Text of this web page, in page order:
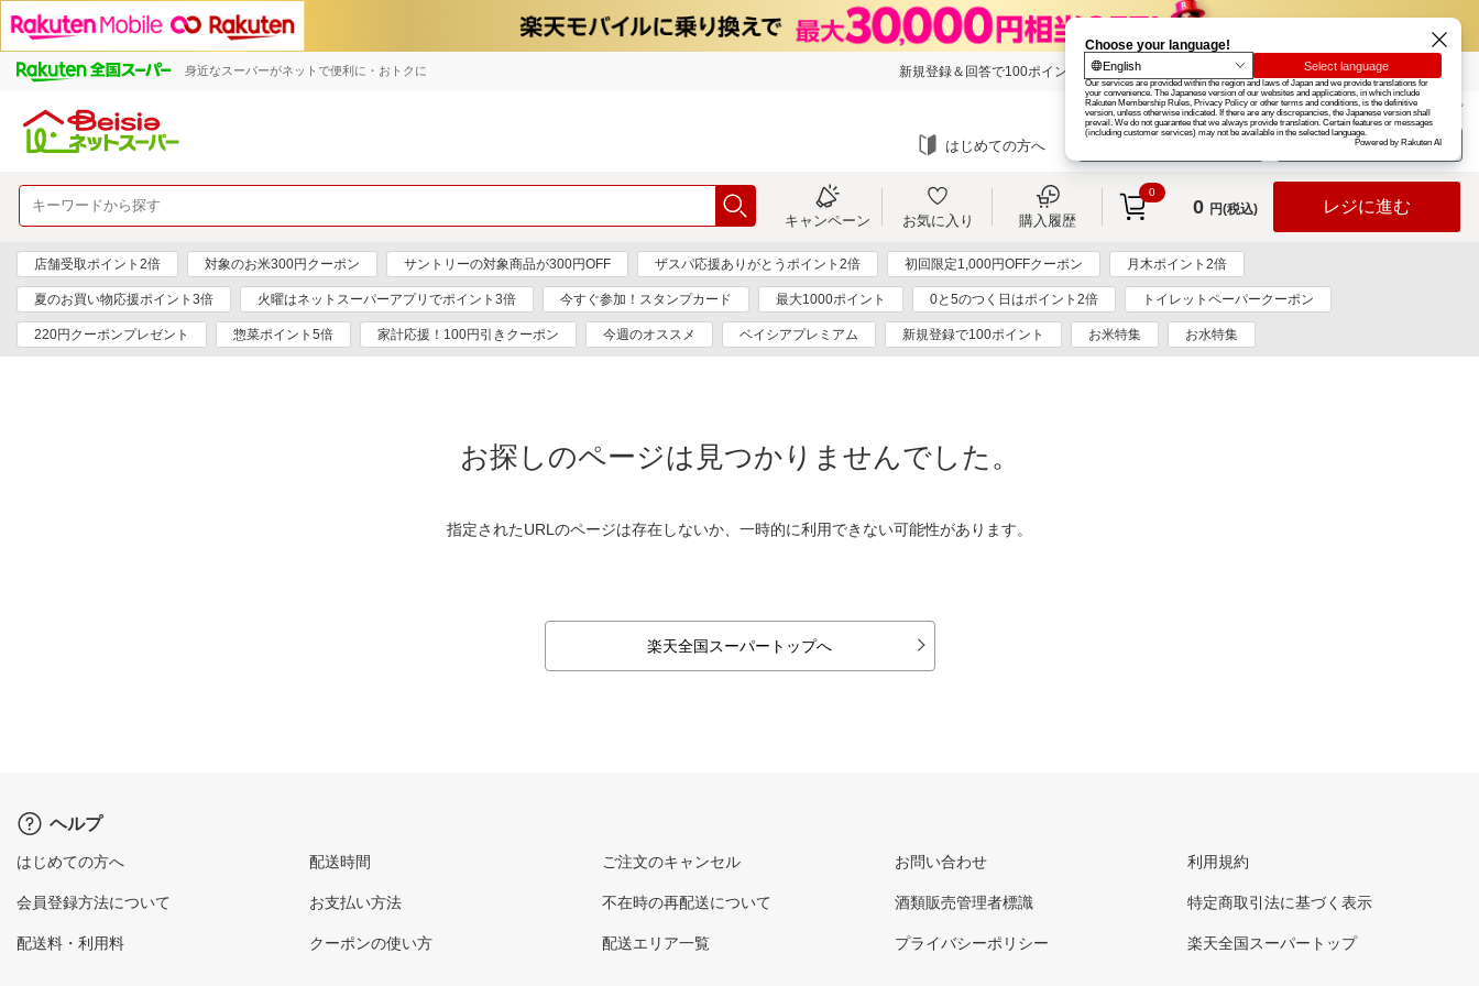
身近なスーパーがネットで便利に・おトクに 新規登録＆回答で100ポイント! 楽天グループ カード
お知らせ ヘルプ
はじめての方へ ログイン
キャンペーン お気に入り 購入履歴
0
0 円(税込) レジに進む
店舗受取ポイント2倍 対象のお米300円クーポン サントリーの対象商品が300円OFF ザスパ応援ありがとうポイント2倍 初回限定1,000円OFFクーポン 月木ポイント2倍
夏のお買い物応援ポイント3倍 火曜はネットスーパーアプリでポイント3倍 今すぐ参加！スタンプカード 最大1000ポイント 0と5のつく日はポイント2倍 トイレットペーパークーポン
220円クーポンプレゼント 惣菜ポイント5倍 家計応援！100円引きクーポン 今週のオススメ ベイシアプレミアム 新規登録で100ポイント お米特集 お水特集
お探しのページは見つかりませんでした。
指定されたURLのページは存在しないか、一時的に利用できない可能性があります。
楽天全国スーパートップへ
ヘルプ
はじめての方へ
会員登録方法について
配送料・利用料
配送時間
お支払い方法
クーポンの使い方
ご注文のキャンセル
不在時の再配送について
配送エリア一覧
お問い合わせ
酒類販売管理者標識
プライバシーポリシー
利用規約
特定商取引法に基づく表示
楽天全国スーパートップ